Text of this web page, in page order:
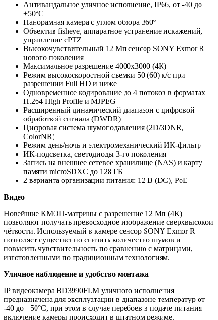
Антивандальное уличное исполнение, IP66, от -40 до
+50°C
Панорамная камера с углом обзора 360º
Объектив fisheye, аппаратное устранение искажений,
управление ePTZ
Высокочувствительный 12 Мп сенсор SONY Exmor R
нового поколения
Максимальное разрешение 4000x3000 (4К)
Режим высокоскоростной съемки 50 (60) к/с при
разрешении Full HD и ниже
Одновременное кодирование до 4 потоков в форматах
Н.264 High Profile и MJPEG
Расширенный динамический диапазон с цифровой
обработкой сигнала (DWDR)
Цифровая система шумоподавления (2D/3DNR,
ColorNR)
Режим день/ночь и электромеханический ИК-фильтр
ИК-подсветка, светодиоды 3-го поколения
Запись на внешнее сетевое хранилище (NAS) и карту
памяти microSDXC до 128 ГБ
2 варианта организации питания: 12 В (DC), PoE
Видео
Новейшие КМОП-матрицы с разрешение 12 Мп (4К)
позволяют получать превосходное изображение сверхвысокой
чёткости. Используемый в камере сенсор SONY Exmor R
позволяет существенно снизить количество шумов и
повысить чувствительность по сравнению с матрицами,
изготовленными по традиционным технологиям.
Уличное наблюдение и удобство монтажа
IP видеокамера BD3990FLM уличного исполнения
предназначена для эксплуатации в диапазоне температур от
-40 до +50°C, при этом в случае перебоев в подаче питания
включение камеры происходит в штатном режиме.